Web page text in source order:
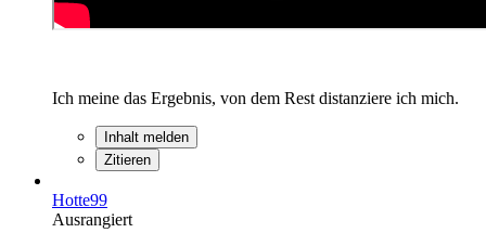
Ich meine das Ergebnis, von dem Rest distanziere ich mich.
Inhalt melden
Zitieren
Hotte99
Ausrangiert